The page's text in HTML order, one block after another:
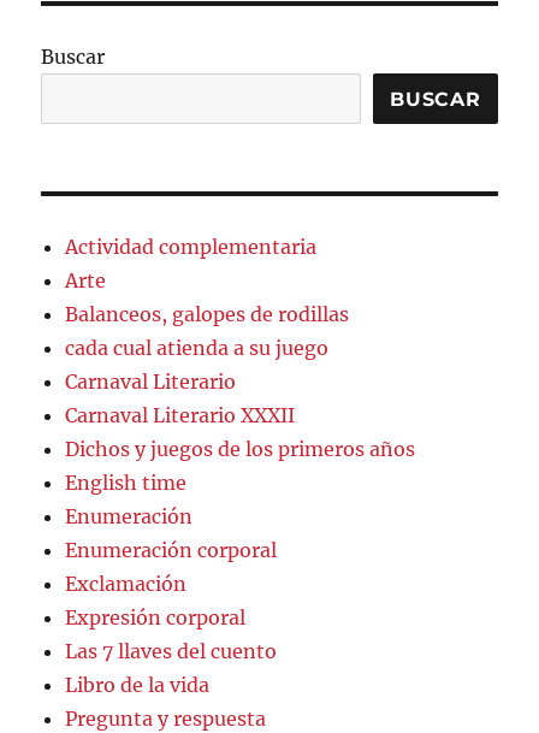
Buscar
BUSCAR
Actividad complementaria
Arte
Balanceos, galopes de rodillas
cada cual atienda a su juego
Carnaval Literario
Carnaval Literario XXXII
Dichos y juegos de los primeros años
English time
Enumeración
Enumeración corporal
Exclamación
Expresión corporal
Las 7 llaves del cuento
Libro de la vida
Pregunta y respuesta